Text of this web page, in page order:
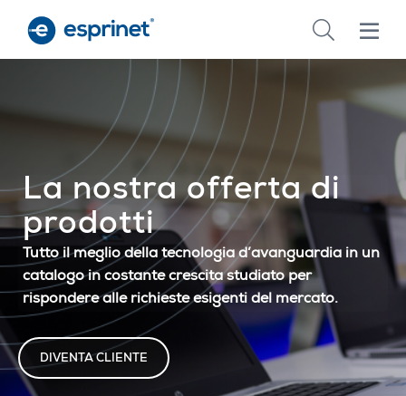
main
La nostra offerta di
prodotti
Tutto il meglio della tecnologia d’avanguardia in un
catalogo in costante crescita studiato per
rispondere alle richieste esigenti del mercato.
DIVENTA CLIENTE